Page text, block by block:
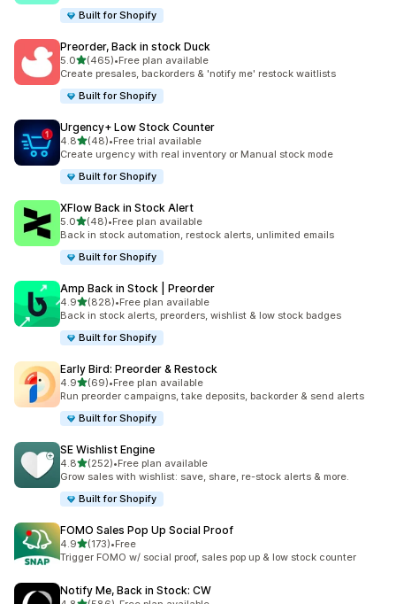
Built for Shopify
Preorder, Back in stock Duck
5.0별 5개 중
(465)
총 리뷰 465개
•Free plan available
Create presales, backorders & 'notify me' restock waitlists
Built for Shopify
Urgency+ Low Stock Counter
4.8별 5개 중
(48)
총 리뷰 48개
•Free trial available
Create urgency with real inventory or Manual stock mode
Built for Shopify
XFlow Back in Stock Alert
5.0별 5개 중
(48)
총 리뷰 48개
•Free plan available
Back in stock automation, restock alerts, unlimited emails
Built for Shopify
Amp Back in Stock | Preorder
4.9별 5개 중
(828)
총 리뷰 828개
•Free plan available
Back in stock alerts, preorders, wishlist & low stock badges
Built for Shopify
Early Bird: Preorder & Restock
4.9별 5개 중
(69)
총 리뷰 69개
•Free plan available
Run preorder campaigns, take deposits, backorder & send alerts
Built for Shopify
SE Wishlist Engine
4.8별 5개 중
(252)
총 리뷰 252개
•Free plan available
Grow sales with wishlist: save, share, re-stock alerts & more.
Built for Shopify
FOMO Sales Pop Up Social Proof
4.9별 5개 중
(173)
총 리뷰 173개
•Free
Trigger FOMO w/ social proof, sales pop up & low stock counter
Notify Me, Back in Stock: CW